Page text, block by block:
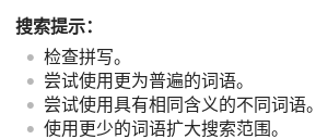
搜索提示：
检查拼写。
尝试使用更为普遍的词语。
尝试使用具有相同含义的不同词语。
使用更少的词语扩大搜索范围。